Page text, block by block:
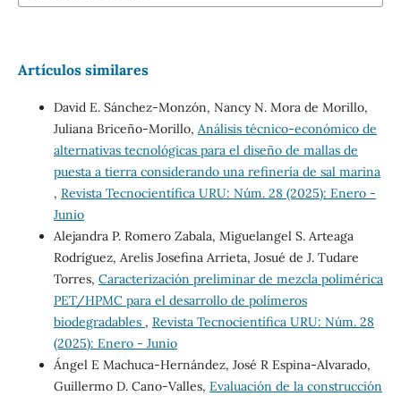
Artículos similares
David E. Sánchez-Monzón, Nancy N. Mora de Morillo,
Juliana Briceño-Morillo, Análisis técnico-económico de
alternativas tecnológicas para el diseño de mallas de
puesta a tierra considerando una refinería de sal marina
, Revista Tecnocientífica URU: Núm. 28 (2025): Enero -
Junio
Alejandra P. Romero Zabala, Miguelangel S. Arteaga
Rodríguez, Arelis Josefina Arrieta, Josué de J. Tudare
Torres, Caracterización preliminar de mezcla polimérica
PET/HPMC para el desarrollo de polímeros
biodegradables , Revista Tecnocientífica URU: Núm. 28
(2025): Enero - Junio
Ángel E Machuca-Hernández, José R Espina-Alvarado,
Guillermo D. Cano-Valles, Evaluación de la construcción